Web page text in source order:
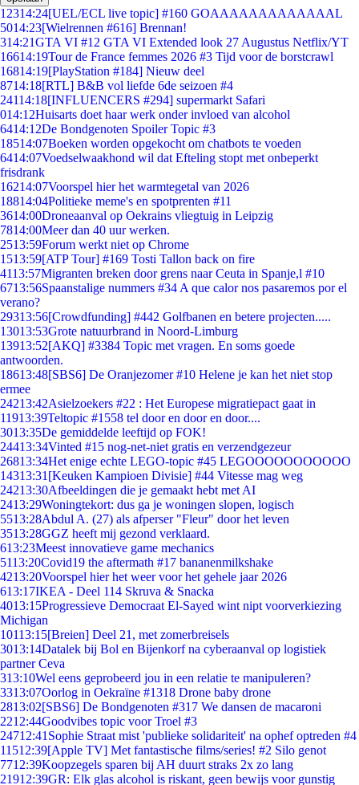
12314:24[UEL/ECL live topic] #160 GOAAAAAAAAAAAAAL
5014:23[Wielrennen #616] Brennan!
314:21GTA VI #12 GTA VI Extended look 27 Augustus Netflix/YT
16614:19Tour de France femmes 2026 #3 Tijd voor de borstcrawl
16814:19[PlayStation #184] Nieuw deel
8714:18[RTL] B&B vol liefde 6de seizoen #4
24114:18[INFLUENCERS #294] supermarkt Safari
014:12Huisarts doet haar werk onder invloed van alcohol
6414:12De Bondgenoten Spoiler Topic #3
18514:07Boeken worden opgekocht om chatbots te voeden
6414:07Voedselwaakhond wil dat Efteling stopt met onbeperkt
frisdrank
16214:07Voorspel hier het warmtegetal van 2026
18814:04Politieke meme's en spotprenten #11
3614:00Droneaanval op Oekrains vliegtuig in Leipzig
7814:00Meer dan 40 uur werken.
2513:59Forum werkt niet op Chrome
1513:59[ATP Tour] #169 Tosti Tallon back on fire
4113:57Migranten breken door grens naar Ceuta in Spanje,l #10
6713:56Spaanstalige nummers #34 A que calor nos pasaremos por el
verano?
29313:56[Crowdfunding] #442 Golfbanen en betere projecten.....
13013:53Grote natuurbrand in Noord-Limburg
13913:52[AKQ] #3384 Topic met vragen. En soms goede
antwoorden.
18613:48[SBS6] De Oranjezomer #10 Helene je kan het niet stop
ermee
24213:42Asielzoekers #22 : Het Europese migratiepact gaat in
11913:39Teltopic #1558 tel door en door en door....
3013:35De gemiddelde leeftijd op FOK!
24413:34Vinted #15 nog-net-niet gratis en verzendgezeur
26813:34Het enige echte LEGO-topic #45 LEGOOOOOOOOOOO
14313:31 [Keuken Kampioen Divisie] #44 Vitesse mag weg
24213:30Afbeeldingen die je gemaakt hebt met AI
2413:29Woningtekort: dus ga je woningen slopen, logisch
5513:28Abdul A. (27) als afperser "Fleur" door het leven
3513:28GGZ heeft mij gezond verklaard.
613:23Meest innovatieve game mechanics
5113:20Covid19 the aftermath #17 bananenmilkshake
4213:20Voorspel hier het weer voor het gehele jaar 2026
613:17IKEA - Deel 114 Skruva & Snacka
4013:15Progressieve Democraat El-Sayed wint nipt voorverkiezing
Michigan
10113:15[Breien] Deel 21, met zomerbreisels
3013:14Datalek bij Bol en Bijenkorf na cyberaanval op logistiek
partner Ceva
313:10Wel eens geprobeerd jou in een relatie te manipuleren?
3313:07Oorlog in Oekraïne #1318 Drone baby drone
2813:02[SBS6] De Bondgenoten #317 We dansen de macaroni
2212:44Goodvibes topic voor Troel #3
24712:41 Sophie Straat mist 'publieke solidariteit' na ophef optreden #4
11512:39[Apple TV] Met fantastische films/series! #2 Silo genot
7712:39Koopzegels sparen bij AH duurt straks 2x zo lang
21912:39GR: Elk glas alcohol is riskant, geen bewijs voor gunstig